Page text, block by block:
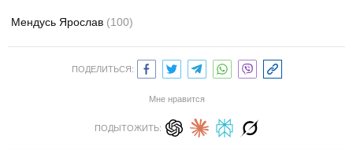
Мендусь Ярослав (100)
ПОДЕЛИТЬСЯ:
Мне нравится
ПОДЫТОЖИТЬ: